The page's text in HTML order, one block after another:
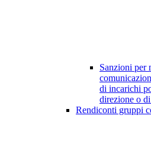
Sanzioni per
di incarichi
direzione o
Rendiconti gruppi